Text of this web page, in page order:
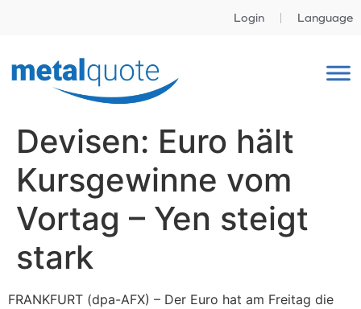
Login Language
Devisen: Euro hält
Kursgewinne vom
Vortag – Yen steigt
stark
FRANKFURT (dpa-AFX) – Der Euro hat am Freitag die